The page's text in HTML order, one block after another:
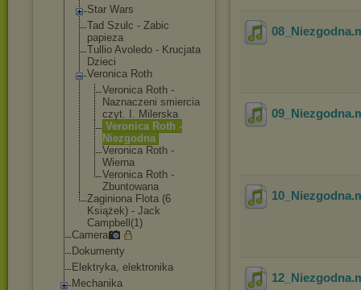
Star Wars
Tad Szulc - Zabic
papieza
Tullio Avoledo - Krucjata
Dzieci
Veronica Roth
Veronica Roth -
Naznaczeni smiercia
czyt. I. Milerska
Veronica Roth -
Niezgodna
Veronica Roth -
Wierna
Veronica Roth -
Zbuntowana
Zaginiona Flota (6
Książek) - Jack
Campbell(1)
Camera
Dokumenty
Elektryka, elektronika
Mechanika
08_Niezgodna
09_Niezgodna
10_Niezgodna
12_Niezgodna